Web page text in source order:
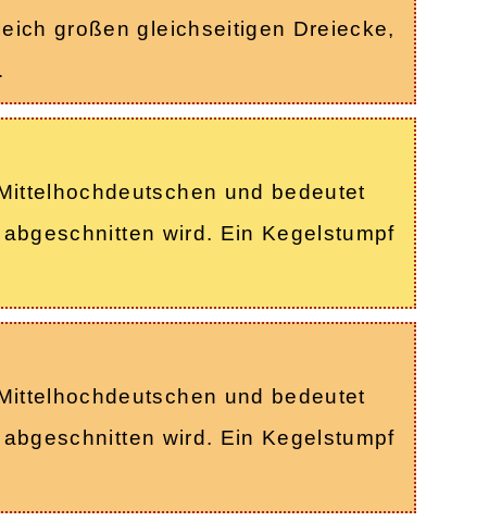
großen gleichseitigen Dreiecke,
und bedeutet
wird. Ein Kegelstumpf
und bedeutet
wird. Ein Kegelstumpf